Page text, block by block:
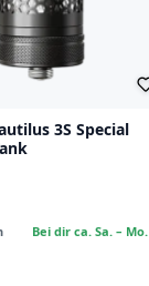
3S Special
Bei dir ca. Sa. – Mo.